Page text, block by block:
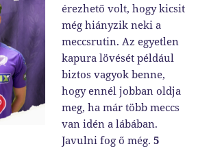
érezhető volt, hogy kicsit
még hiányzik neki a
meccsrutin. Az egyetlen
kapura lövését például
biztos vagyok benne,
hogy ennél jobban oldja
meg, ha már több meccs
van idén a lábában.
Javulni fog ő még.5